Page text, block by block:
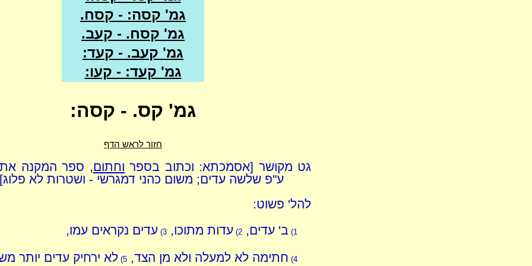
גמ' קסה: - קסח.
גמ' קסח. - קעב.
גמ' קעב. - קעד:
גמ' קעד: - קעו:
גמ' קס. - קסה:
חזור לראש הדף
גט מקושר [אסמכתא: וכתוב בספר וחתום, ספר המקנה את
ע"פ שלשה עדים; משום כהני דמגרשי - ושטרות לא פלוג]
להל' פשוט:
1) ב' עדים,2) עדות מתוכו,3) עדים נקראים עמו,
4) חתימה לא למעלה ולא מן הצד,5) לא ירחיק עדים יותר